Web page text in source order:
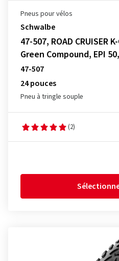
Pneus pour vélos
Schwalbe
47-507, ROAD CRUISER
Green Compound, EPI
47-507
24 pouces
Pneu à tringle souple
(2)